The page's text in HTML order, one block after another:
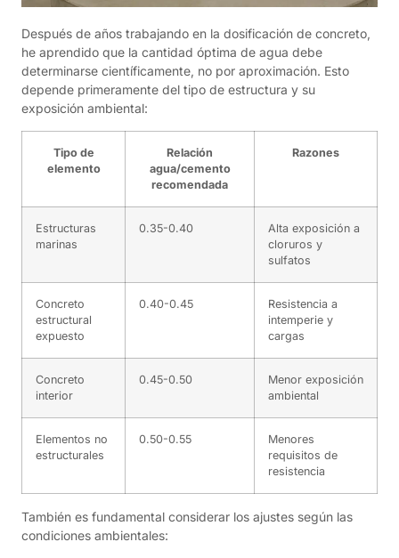
Después de años trabajando en la dosificación de concreto,
he aprendido que la cantidad óptima de agua debe
determinarse científicamente, no por aproximación. Esto
depende primeramente del tipo de estructura y su
exposición ambiental:
Tipo de
elemento
Relación
agua/cemento
recomendada
Razones
Estructuras
marinas
0.35-0.40
Alta exposición a
cloruros y
sulfatos
Concreto
estructural
expuesto
0.40-0.45
Resistencia a
intemperie y
cargas
Concreto
interior
0.45-0.50
Menor exposición
ambiental
Elementos no
estructurales
0.50-0.55
Menores
requisitos de
resistencia
También es fundamental considerar los ajustes según las
condiciones ambientales: